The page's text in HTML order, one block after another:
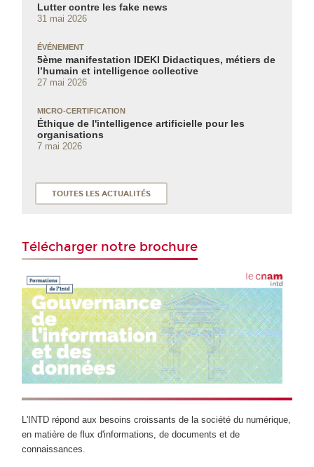
Lutter contre les fake news
31 mai 2026
ÉVÉNEMENT
5ème manifestation IDEKI Didactiques, métiers de
l’humain et intelligence collective
27 mai 2026
MICRO-CERTIFICATION
Éthique de l'intelligence artificielle pour les
organisations
7 mai 2026
TOUTES LES ACTUALITÉS
Télécharger notre brochure
L'INTD répond aux besoins croissants de la société du numérique,
en matière de flux d'informations, de documents et de
connaissances.